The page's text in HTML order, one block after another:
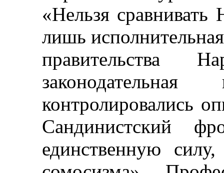
«Нельзя
лишь
правительства
контролировались
Сандинистский
единственную